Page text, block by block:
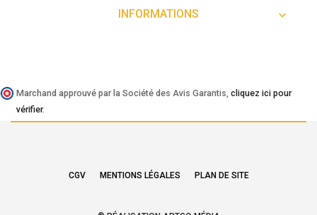
INFORMATIONS 
Marchand approuvé par la Société des Avis Garantis, cliquez ici pour
vérifier.
CGV MENTIONS LÉGALES PLAN DE SITE